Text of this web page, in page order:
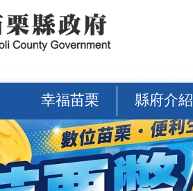
幸福苗栗 縣府介紹